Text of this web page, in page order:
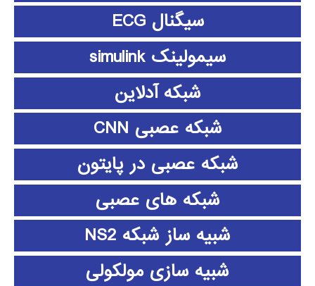
سیگنال ECG
سیمولینک simulink
شبکه آدلاین
شبکه عصبی CNN
شبکه عصبی در پایتون
شبکه های عصبی
شبیه ساز شبکه NS2
شبیه سازی مولکولی